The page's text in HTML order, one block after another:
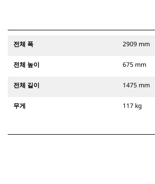
전체 폭 2909 mm
전체 높이 675 mm
전체 길이 1475 mm
무게 117 kg